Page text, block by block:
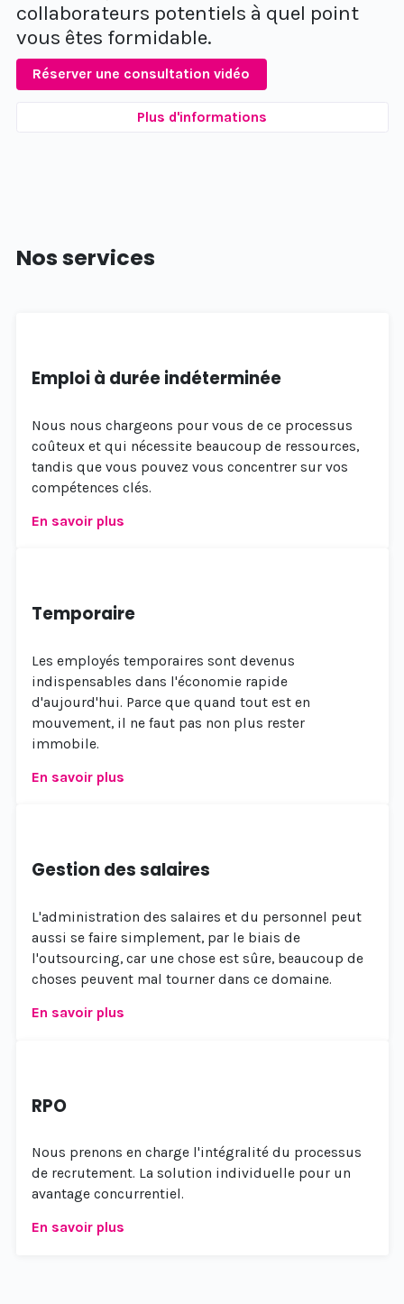
collaborateurs potentiels à quel point
vous êtes formidable.
Réserver une consultation vidéo
Plus d'informations
Nos services
Emploi à durée indéterminée
Nous nous chargeons pour vous de ce processus
coûteux et qui nécessite beaucoup de ressources,
tandis que vous pouvez vous concentrer sur vos
compétences clés.
En savoir plus
Temporaire
Les employés temporaires sont devenus
indispensables dans l'économie rapide
d'aujourd'hui. Parce que quand tout est en
mouvement, il ne faut pas non plus rester
immobile.
En savoir plus
Gestion des salaires
L'administration des salaires et du personnel peut
aussi se faire simplement, par le biais de
l'outsourcing, car une chose est sûre, beaucoup de
choses peuvent mal tourner dans ce domaine.
En savoir plus
RPO
Nous prenons en charge l'intégralité du processus
de recrutement. La solution individuelle pour un
avantage concurrentiel.
En savoir plus